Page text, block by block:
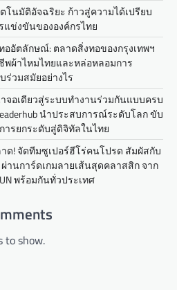
โนมัติอัจฉริยะ ก้าวสู่ความได้เปรียบ
แข่งขันขององค์กรไทย
ออัตลักษณ์: ตลาดสิ่งทอของกรุงเทพฯ
ผ้าไหมไทยและหล่อหลอมการ
ร่วมสมัยอย่างไร
จอเดียวสู่ระบบทำงานร่วมกันแบบครบ
นำประสบการณ์ระดับโลก ขับ
ารยกระดับสู่ดิจิทัลในไทย
ด! จัดทีมซูเปอร์ฮีโร่คนโปรด สัมผัสกับ
ผ่านการ์ดเกมลายเส้นสุดคลาสสิก จาก
พร้อมกันทั่วประเทศ
to show.